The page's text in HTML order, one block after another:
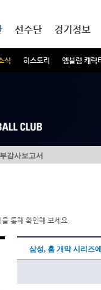
식 히스토리 엠블럼 캐릭
선수단 경기정보
감사보고서
통해 확인해 보세요.
삼성, 홈 개막 시리즈